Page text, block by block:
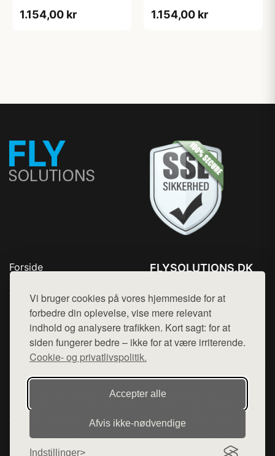
Vi bruger cookies på vores hjemmeside for at
forbedre din oplevelse, vise mere relevant
indhold og analysere trafikken. Kort sagt: for at
siden fungerer bedre – ikke for at være irriterende.
Cookie- og privatlivspolitik.
Accepter alle
Afvis ikke‑nødvendige
Indstillinger
1.154,00 kr
m/eg ABS-kant
1.154,00 kr
Forside
Top Rabatter
Blog
Kontakt
FLYSOLUTIONS.DK
Mail: hej@want.dk
Cookie- og privatlivspolitik
Denne side er en del af want.dk, der udgiver en række
hjemmesider med præsentation af forskellige produkter fra
diverse webshops. Der sælges ikke varer fra denne side - vi
henviser til de shops, som sælger varen. Vi har heller ikke
varerne på lager.